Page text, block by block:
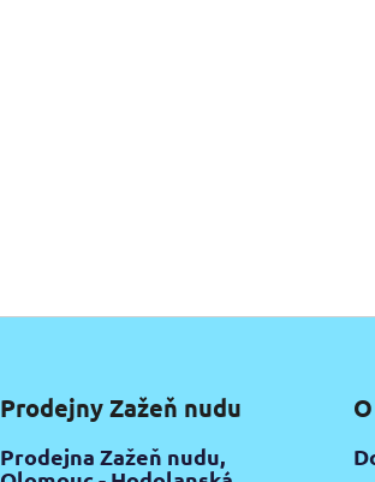
Prodejny Zažeň nudu
Prodejna Zažeň nudu,